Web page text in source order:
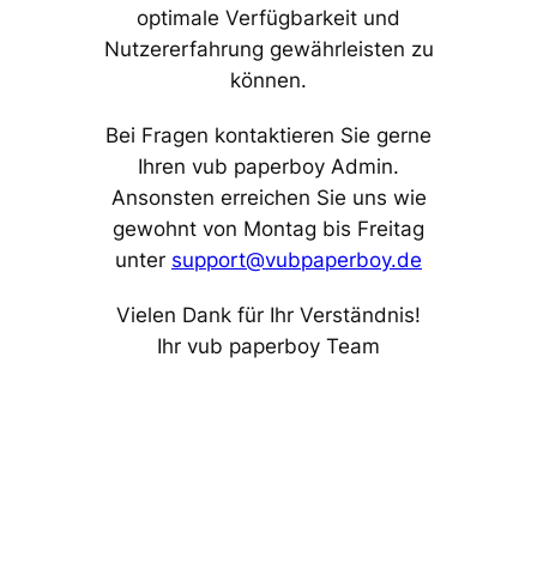
optimale Verfügbarkeit und
Nutzererfahrung gewährleisten zu
können.
Bei Fragen kontaktieren Sie gerne
Ihren vub paperboy Admin.
Ansonsten erreichen Sie uns wie
gewohnt von Montag bis Freitag
unter support@vubpaperboy.de
Vielen Dank für Ihr Verständnis!
Ihr vub paperboy Team